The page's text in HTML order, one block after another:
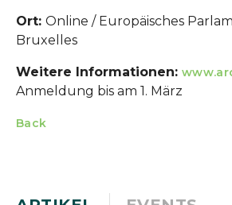
Ort: Online / Europäisches
Bruxelles
Weitere Informationen:
Anmeldung bis am 1. März
Back